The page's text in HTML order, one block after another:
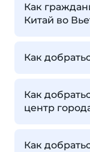
Как
Китай во
Как
Как
центр
Как